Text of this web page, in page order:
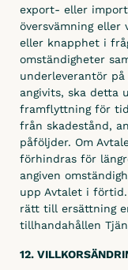
export- eller
översvämning eller
eller knapphet i
omständigheter
underleverantör
angivits, ska detta
framflyttning för
från skadestånd,
påföljder. Om
förhindras för
angiven
upp Avtalet i förtid.
rätt till ersättning
tillhandahållen
12.